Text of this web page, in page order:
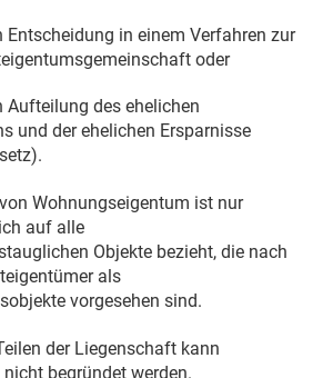
Entscheidung in einem Verfahren zur
oder
Aufteilung des ehelichen
und der ehelichen Ersparnisse
Wohnungseigentum ist nur
auf alle
Objekte bezieht, die nach
als
vorgesehen sind.
der Liegenschaft kann
begründet werden.